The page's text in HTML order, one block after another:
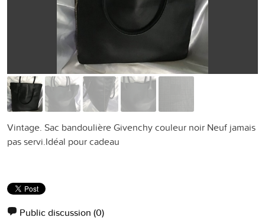
Vintage. Sac bandoulière Givenchy couleur noir Neuf jamais
pas servi.Idéal pour cadeau
Public discussion (0)